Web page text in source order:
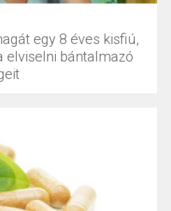
egy 8 éves kisfiú,
elviselni bántalmazó